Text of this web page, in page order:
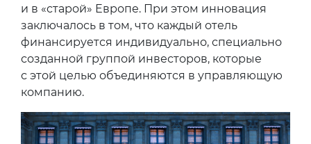
и в «старой» Европе. При этом инновация
заключалось в том, что каждый отель
финансируется индивидуально, специально
созданной группой инвесторов, которые
с этой целью объединяются в управляющую
компанию.